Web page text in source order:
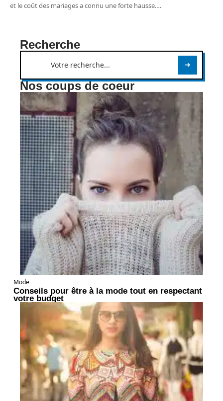
et le coût des mariages a connu une forte hausse.…
Recherche
Nos coups de coeur
Mode
Conseils pour être à la mode tout en respectant
votre budget